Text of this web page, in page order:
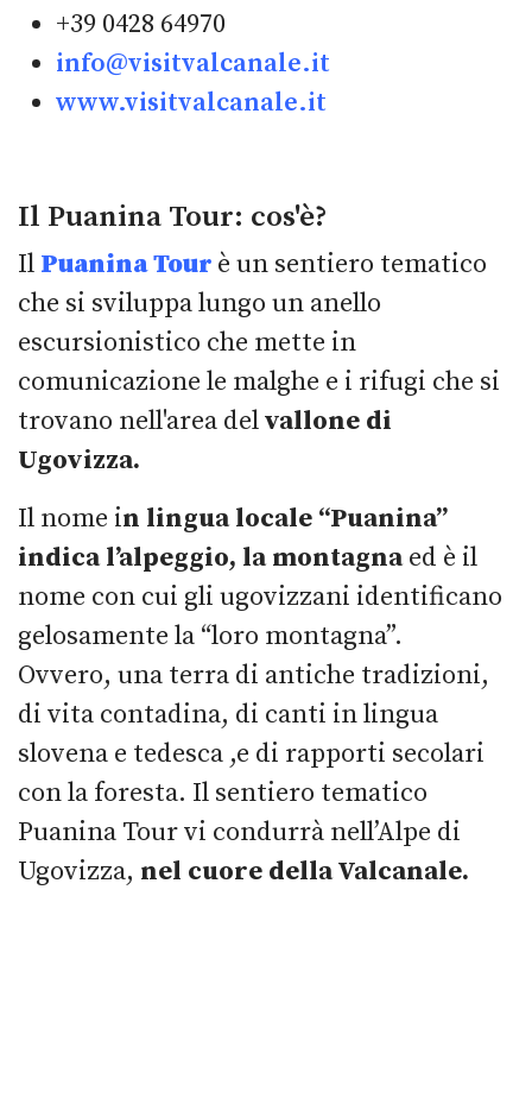
+39 0428 64970
info@visitvalcanale.it
www.visitvalcanale.it
Il Puanina Tour: cos'è?
Il Puanina Tour è un sentiero tematico
che si sviluppa lungo un anello
escursionistico che mette in
comunicazione le malghe e i rifugi che si
trovano nell'area delvallone di
Ugovizza.
Il nome in lingua locale “Puanina”
indica l’alpeggio, la montagnaed è il
nome con cui gli ugovizzani identificano
gelosamente la “loro montagna”.
Ovvero, una terra di antiche tradizioni,
di vita contadina, di canti in lingua
slovena e tedesca ,e di rapporti secolari
con la foresta. Il sentiero tematico
Puanina Tour vi condurrà nell’Alpe di
Ugovizza, nel cuore della Valcanale.